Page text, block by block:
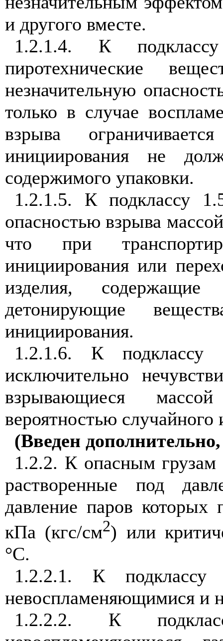
и другого вместе.
1.2.1.4. К
пиротехнические
незначительную
только в случае
взрыва
инициирования не
содержимого упаковки.
1.2.1.5. К подклассу
опасностью взрыва
что при
инициирования или
изделия, содержащие
детонирующие
инициирования.
1.2.1.6. К подклассу
исключительно
взрывающиеся
вероятностью
(Введен
1.2.2. К опасным грузам
растворенные под
давление паров
кПа (кгс/см2) или
°С.
1.2.2.1. К подклассу
невоспламеняющимися и
1.2.2.2. К